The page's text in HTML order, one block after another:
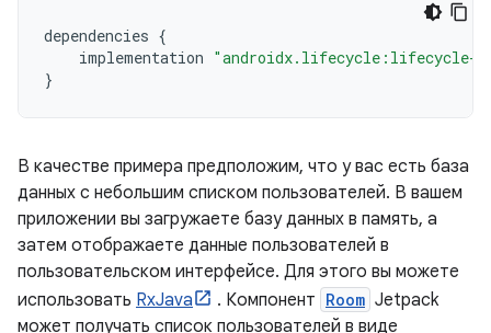
dependencies {
implementation "androidx.lifecycle:lifecycle-
}
В качестве примера предположим, что у вас есть база
данных с небольшим списком пользователей. В вашем
приложении вы загружаете базу данных в память, а
затем отображаете данные пользователей в
пользовательском интерфейсе. Для этого вы можете
использовать RxJava . Компонент Room Jetpack
может получать список пользователей в виде